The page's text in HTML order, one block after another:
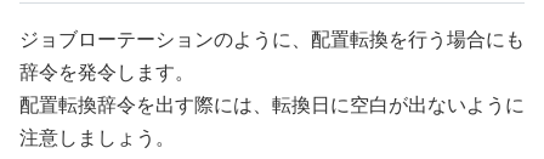
ジョブローテーションのように、配置転換を行う場合にも
辞令を発令します。
配置転換辞令を出す際には、転換日に空白が出ないように
注意しましょう。